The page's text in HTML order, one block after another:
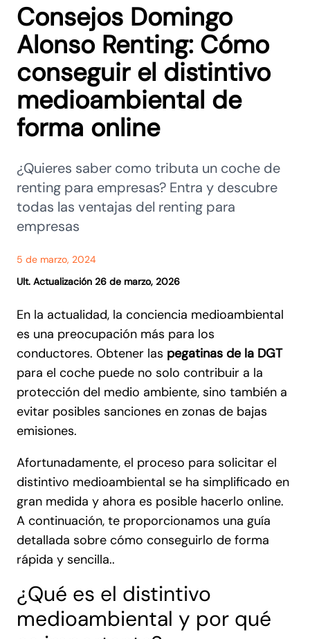
Consejos Domingo
Alonso Renting: Cómo
conseguir el distintivo
medioambiental de
forma online
¿Quieres saber como tributa un coche de
renting para empresas? Entra y descubre
todas las ventajas del renting para
empresas
5 de marzo, 2024
Ult. Actualización 26 de marzo, 2026
En la actualidad, la conciencia medioambiental
es una preocupación más para los
conductores. Obtener las pegatinas de la DGT
para el coche puede no solo contribuir a la
protección del medio ambiente, sino también a
evitar posibles sanciones en zonas de bajas
emisiones.
Afortunadamente, el proceso para solicitar el
distintivo medioambiental se ha simplificado en
gran medida y ahora es posible hacerlo online.
A continuación, te proporcionamos una guía
detallada sobre cómo conseguirlo de forma
rápida y sencilla..
¿Qué es el distintivo
medioambiental y por qué